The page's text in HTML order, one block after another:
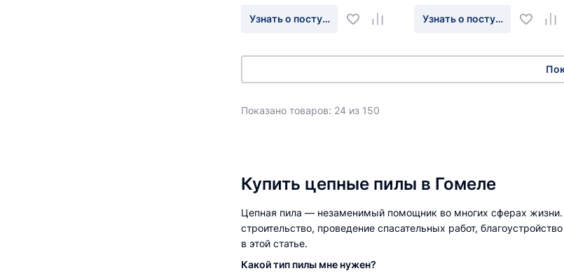
Узнать о поступлении Узнать о поступлении
Показано товаров: 24 из 150
Купить цепные пилы в Гомеле
Цепная пила — незаменимый помощник во многих сферах жизни.
строительство, проведение спасательных работ,
в этой статье.
Какой тип пилы мне нужен?